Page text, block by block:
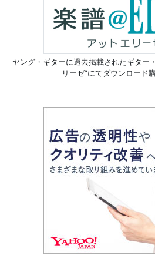
ヤング・ギターに過去掲載されたギター
リーゼ”にてダウンロード